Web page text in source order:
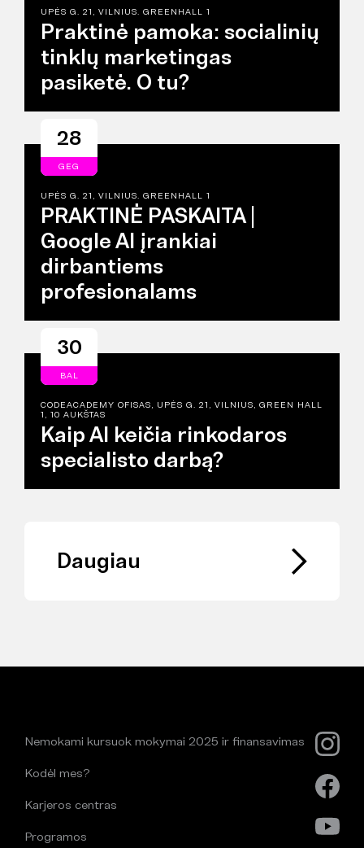
UPĖS G. 21, VILNIUS. GREENHALL 1
Praktinė pamoka: socialinių
tinklų marketingas
pasiketė. O tu?
28
GEG
UPĖS G. 21, VILNIUS. GREENHALL 1
PRAKTINĖ PASKAITA |
Google AI įrankiai
dirbantiems
profesionalams
30
BAL
CODEACADEMY OFISAS, UPĖS G. 21, VILNIUS, GREEN HALL
1, 10 AUKŠTAS
Kaip AI keičia rinkodaros
specialisto darbą?
Daugiau
Nemokami kursuok mokymai 2025 ir finansavimas
Kodėl mes?
Karjeros centras
Programos